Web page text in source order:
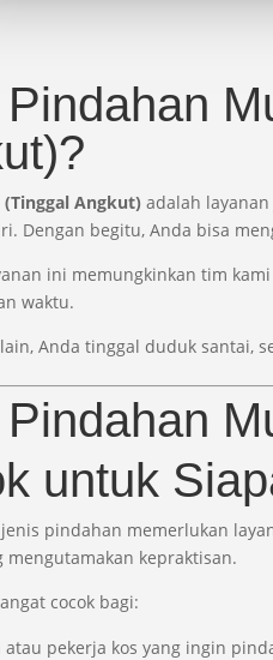
(Tinggal Angkut) adalah layanan
Dengan begitu, Anda bisa
ini memungkinkan tim
waktu.
Anda tinggal duduk santai,
untuk
pindahan memerlukan
mengutamakan kepraktisan.
cocok bagi:
atau pekerja kos yang ingin